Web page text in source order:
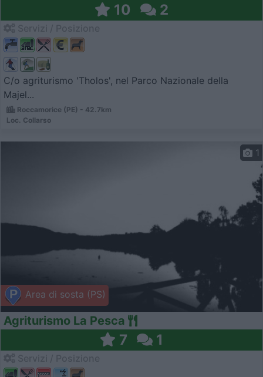
10 2
C/o agriturismo 'Tholos', nel Parco Nazionale della
Majel...
Roccamorice (PE) - 42.7km
Loc. Collarso
Area di sosta (PS)
1
Agriturismo La Pesca
7 1